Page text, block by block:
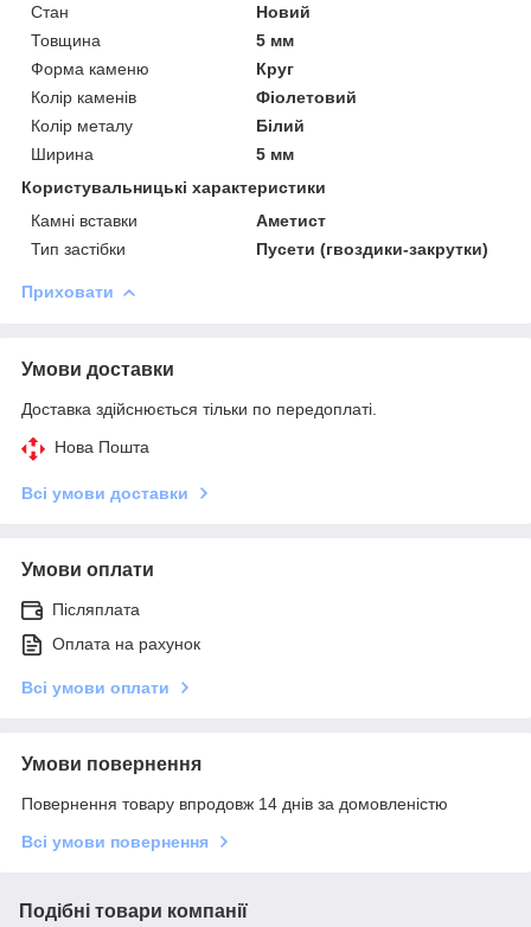
Стан
Новий
Товщина
5 мм
Форма каменю
Круг
Колір каменів
Фіолетовий
Колір металу
Білий
Ширина
5 мм
Користувальницькі характеристики
Камні вставки
Аметист
Тип застібки
Пусети (гвоздики-закрутки)
Приховати
Умови доставки
Доставка здійснюється тільки по передоплаті.
Нова Пошта
Всі умови доставки
Умови оплати
Післяплата
Оплата на рахунок
Всі умови оплати
Умови повернення
Повернення товару впродовж 14 днів за домовленістю
Всі умови повернення
Подібні товари компанії